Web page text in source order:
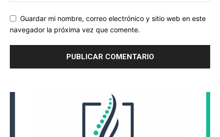
Guardar mi nombre, correo electrónico y sitio web en este
navegador la próxima vez que comente.
masaje Sabinillas